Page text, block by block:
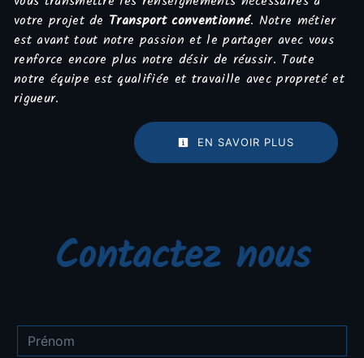
votre projet de Transport conventionné. Notre métier
est avant tout notre passion et le partager avec vous
renforce encore plus notre désir de réussir. Toute
notre équipe est qualifiée et travaille avec propreté et
rigueur.
EN SAVOIR PLUS
Contactez nous